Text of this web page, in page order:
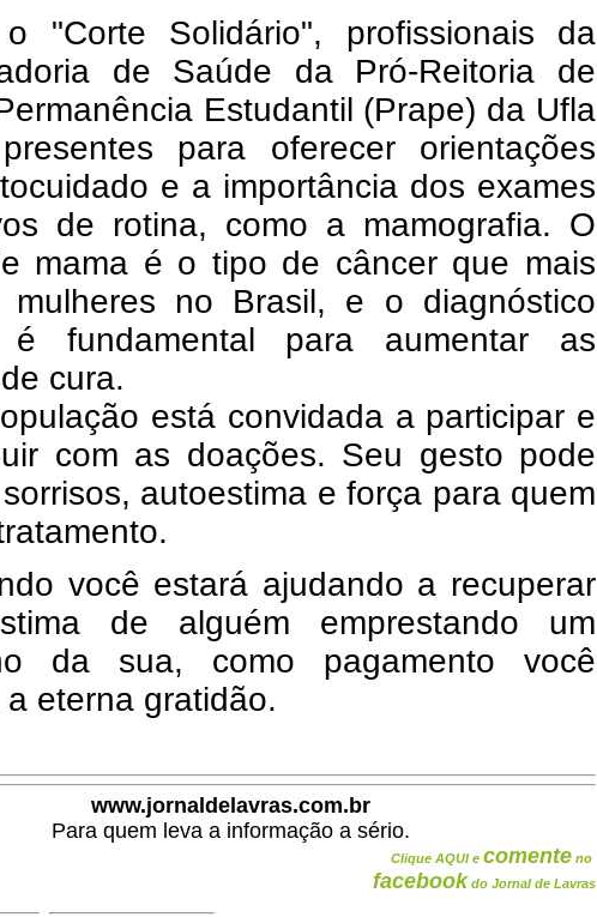
o "Corte Solidário", profissionais da
de Saúde da Pró-Reitoria de
Estudantil (Prape) da Ufla
para oferecer orientações
e a importância dos exames
de rotina, como a mamografia. O
mama é o tipo de câncer que mais
mulheres no Brasil, e o diagnóstico
é fundamental para aumentar as
cura.
está convidada a participar e
com as doações. Seu gesto pode
autoestima e força para quem
você estará ajudando a recuperar
de alguém emprestando um
da sua, como pagamento você
eterna gratidão.
www.jornaldelavras.com.br
Para quem leva a informação a sério.
Clique AQUI e comente no
facebook do Jornal de Lavras